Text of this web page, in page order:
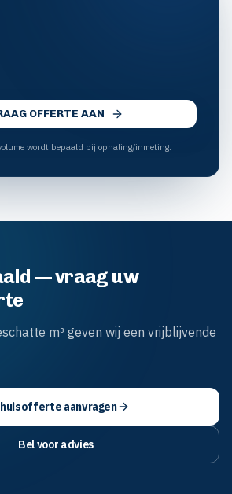
OFFERTE AAN
wordt bepaald bij ophaling/inmeting.
— vraag uw
m³ geven wij een vrijblijvende
aanvragen
Bel voor advies